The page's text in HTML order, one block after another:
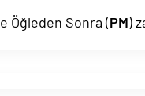
Öğleden Sonra (PM)